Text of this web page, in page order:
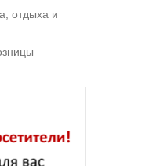
отдыха и